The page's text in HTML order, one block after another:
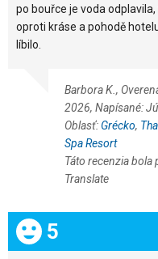
po bouřce je voda
oproti kráse a pohodě
líbilo.
Barbora K.,
2026, Napísané:
Oblasť: Grécko,
Spa Resort
Táto recenzia bola
Translate
Celkom:
5